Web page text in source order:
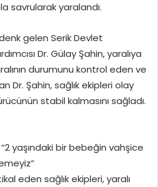
savrularak yaralandı.
gelen Serik Devlet
Dr. Gülay Şahin, yaralıya
durumunu kontrol eden ve
Dr. Şahin, sağlık ekipleri olay
stabil kalmasını sağladı.
yaşındaki bir bebeğin vahşice
eden sağlık ekipleri, yaralı